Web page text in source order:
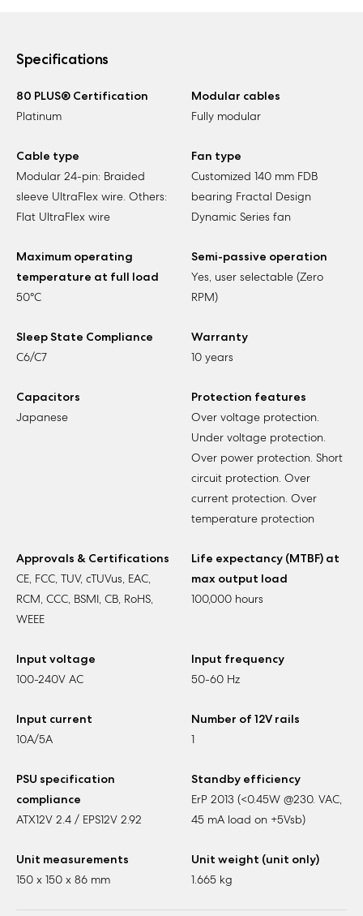
Specifications
80 PLUS® Certification
Platinum
Modular cables
Fully modular
Cable type
Modular 24-pin: Braided
sleeve UltraFlex wire. Others:
Flat UltraFlex wire
Fan type
Customized 140 mm FDB
bearing Fractal Design
Dynamic Series fan
Maximum operating
temperature at full load
50°C
Semi-passive operation
Yes, user selectable (Zero
RPM)
Sleep State Compliance
C6/C7
Warranty
10 years
Capacitors
Japanese
Protection features
Over voltage protection.
Under voltage protection.
Over power protection. Short
circuit protection. Over
current protection. Over
temperature protection
Approvals & Certifications
CE, FCC, TUV, cTUVus, EAC,
RCM, CCC, BSMI, CB, RoHS,
WEEE
Life expectancy (MTBF) at
max output load
100,000 hours
Input voltage
100-240V AC
Input frequency
50-60 Hz
Input current
10A/5A
Number of 12V rails
1
PSU specification
compliance
ATX12V 2.4 / EPS12V 2.92
Standby efficiency
ErP 2013 (<0.45W @230. VAC,
45 mA load on +5Vsb)
Unit measurements
150 x 150 x 86 mm
Unit weight (unit only)
1.665 kg